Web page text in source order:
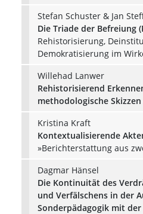
Stefan Schuster & Jan
Die Triade der Befreiung
Rehistorisierung,
Demokratisierung im
Willehad Lanwer
Rehistorisierend
methodologische Skizzen
Kristina Kraft
Kontextualisierende
»Berichterstattung aus
Dagmar Hänsel
Die Kontinuität des
und Verfälschens in der
Sonderpädagogik mit der